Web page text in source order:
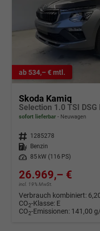
ab 534,– € mtl.
Skoda Kamiq
sofort lieferbar Neuwagen
Fahrzeugnr. 1285278
Kraftstoff
Benzin
Leistung
85 kW (116 PS)
26.969,– €
incl. 19% MwSt.
Verbrauch kombiniert:
CO2-Klasse: E
CO2-Emissionen: 141,00